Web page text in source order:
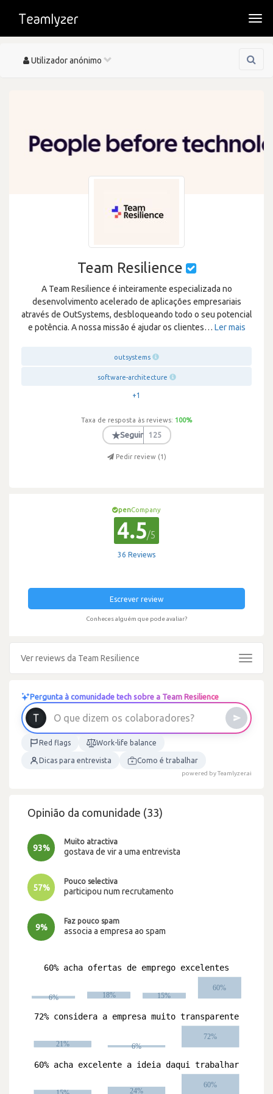
Toggle
Utilizador anónimo
Team Resilience
A Team Resilience é inteiramente especializada no
desenvolvimento acelerado de aplicações empresariais
através de OutSystems, desbloqueando todo o seu potencial
e potência. A nossa missão é ajudar os clientes… Ler mais
outsystems
software-architecture
+1
Taxa de resposta às reviews: 100%
★Seguir 125
Pedir review (1)
penCompany
4.5/5
36 Reviews
Escrever review
Conheces alguém que pode avaliar?
Ver reviews da Team Resilience
Toggle
Pergunta à comunidade tech sobre a Team Resilience
O que d izem os colaborad ores?
Red flags Work-life balance
Dicas para entrevista Como é trabalhar
powered by Teamlyzer.ai
Opinião da comunidade (33)
93%
Muito atractiva
gostava de vir a uma entrevista
57%
Pouco selectiva
participou num recrutamento
9%
Faz pouco spam
associa a empresa ao spam